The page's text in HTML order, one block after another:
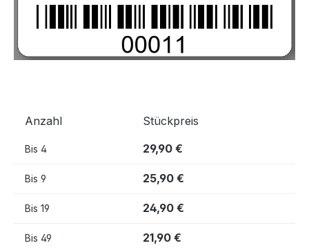
Anzahl Stückpreis
Bis 4 29,90 €
Bis 9 25,90 €
Bis 19 24,90 €
Bis 49 21,90 €